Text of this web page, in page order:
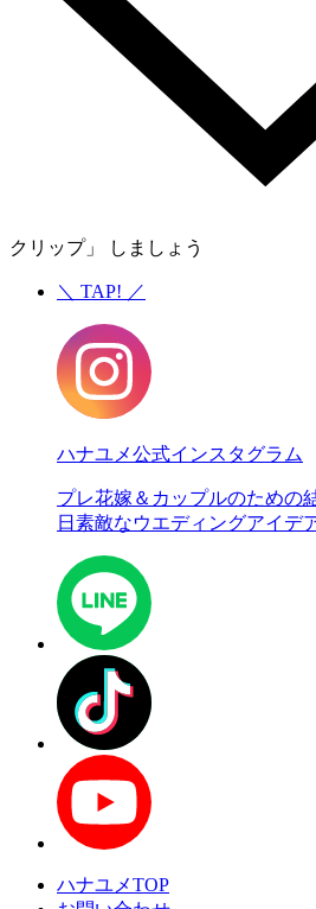
クリップ」 しましょう
＼ TAP! ／
ハナユメ公式インスタグラム
プレ花嫁＆カップルのための
日素敵なウエディングアイデ
ハナユメTOP